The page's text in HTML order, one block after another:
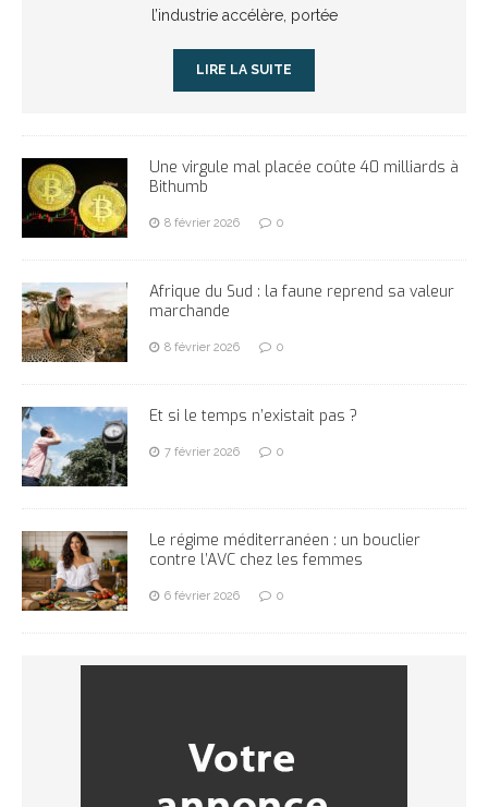
l’industrie accélère, portée
LIRE LA SUITE
Une virgule mal placée coûte 40 milliards à
Bithumb
8 février 2026 0
Afrique du Sud : la faune reprend sa valeur
marchande
8 février 2026 0
Et si le temps n’existait pas ?
7 février 2026 0
Le régime méditerranéen : un bouclier
contre l’AVC chez les femmes
6 février 2026 0